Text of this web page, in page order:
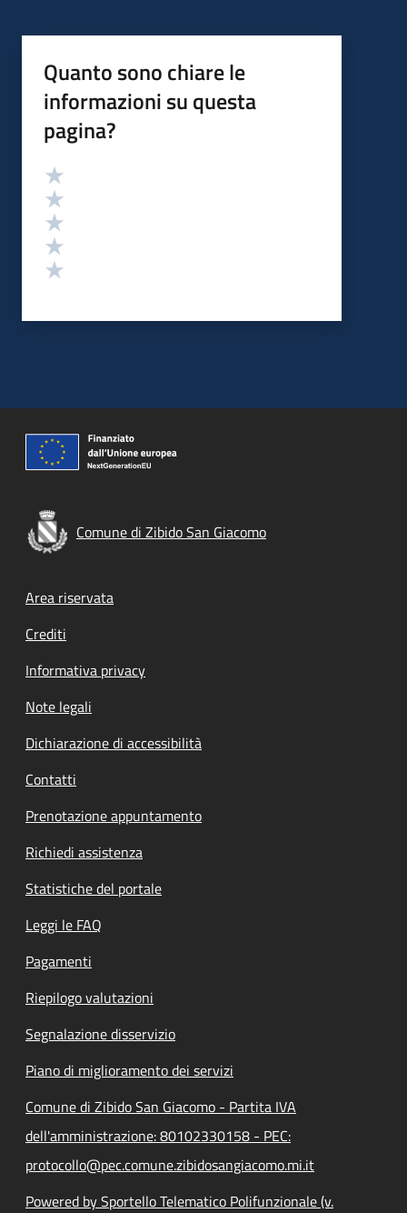
Quanto sono chiare le
informazioni su questa
pagina?
Valutazione
Comune di Zibido San Giacomo
Footer menu
Area riservata
Crediti
Informativa privacy
Note legali
Dichiarazione di accessibilità
Contatti
Prenotazione appuntamento
Richiedi assistenza
Statistiche del portale
Leggi le FAQ
Pagamenti
Riepilogo valutazioni
Segnalazione disservizio
Piano di miglioramento dei servizi
Comune di Zibido San Giacomo - Partita IVA
dell'amministrazione: 80102330158 - PEC:
protocollo@pec.comune.zibidosangiacomo.mi.it
Powered by Sportello Telematico Polifunzionale (v.